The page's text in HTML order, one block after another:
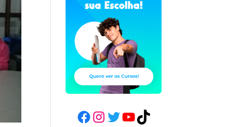
Facebook
Instagram
Twitter
YouTube
TikTok